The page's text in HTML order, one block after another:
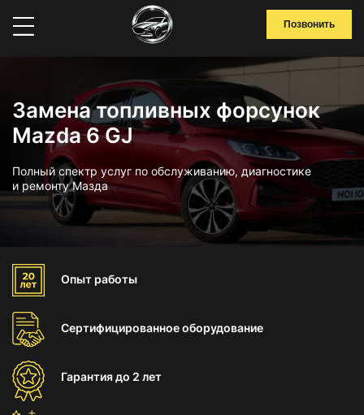
Позвонить
Замена топливных форсунок
Mazda 6 GJ
Полный спектр услуг по обслуживанию, диагностике
и ремонту Мазда
Опыт работы
Сертифицированноеоборудование
Гарантиядо 2 лет